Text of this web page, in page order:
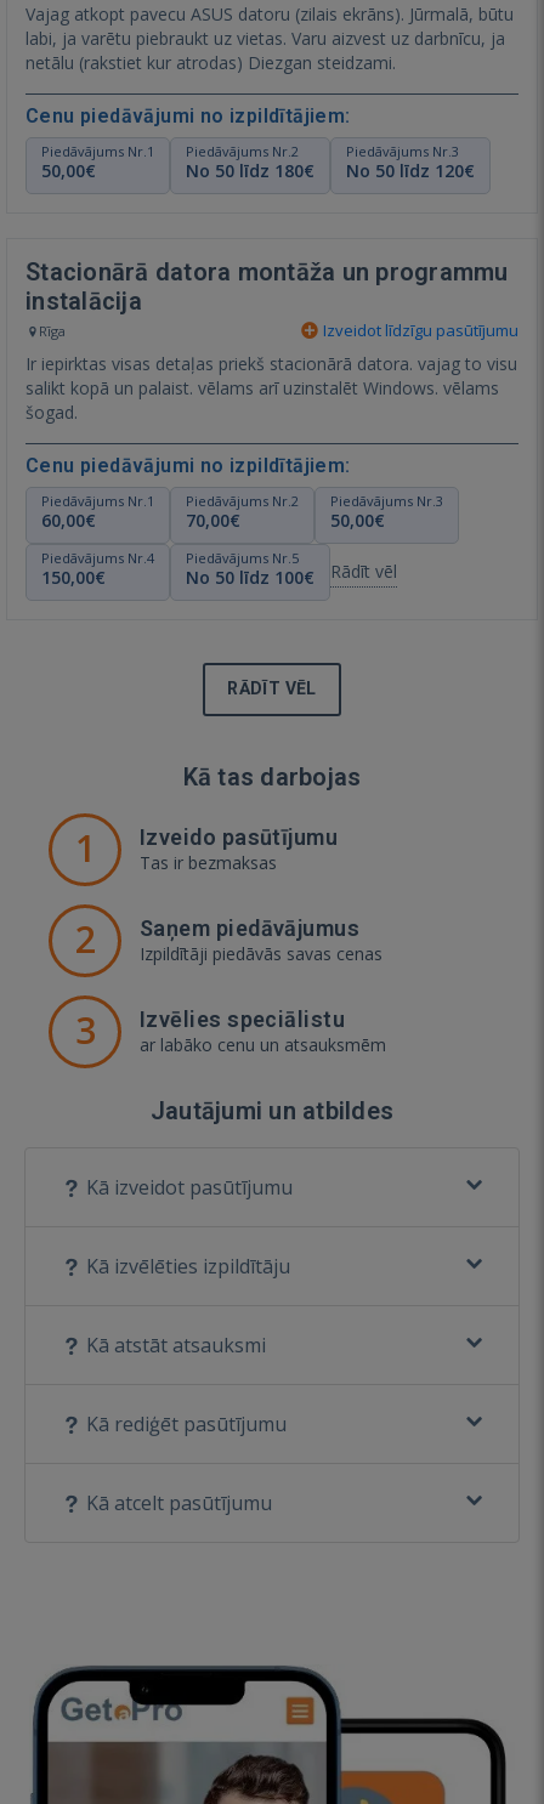
Vajag atkopt pavecu ASUS datoru (zilais ekrāns). Jūrmalā, būtu
labi, ja varētu piebraukt uz vietas. Varu aizvest uz darbnīcu, ja
netālu (rakstiet kur atrodas) Diezgan steidzami.
Cenu piedāvājumi no izpildītājiem:
Piedāvājums Nr.1
50,00€
Piedāvājums Nr.2
No 50 līdz 180€
Piedāvājums Nr.3
No 50 līdz 120€
Stacionārā datora montāža un programmu
instalācija
Rīga Izveidot līdzīgu pasūtījumu
Ir iepirktas visas detaļas priekš stacionārā datora. vajag to visu
salikt kopā un palaist. vēlams arī uzinstalēt Windows. vēlams
šogad.
Cenu piedāvājumi no izpildītājiem:
Piedāvājums Nr.1
60,00€
Piedāvājums Nr.2
70,00€
Piedāvājums Nr.3
50,00€
Piedāvājums Nr.4
150,00€
Piedāvājums Nr.5
No 50 līdz 100€ Rādīt vēl
RĀDĪT VĒL
Kā tas darbojas
1 Izveido pasūtījumu
Tas ir bezmaksas
2 Saņem piedāvājumus
Izpildītāji piedāvās savas cenas
3 Izvēlies speciālistu
ar labāko cenu un atsauksmēm
Jautājumi un atbildes
Kā izveidot pasūtījumu
Kā izvēlēties izpildītāju
Kā atstāt atsauksmi
Kā rediģēt pasūtījumu
Kā atcelt pasūtījumu